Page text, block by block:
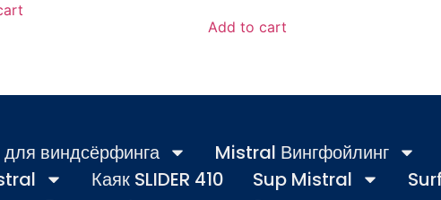
Add to cart
виндсёрфинга
Mistral Вингфойлинг
Каяк SLIDER 410 Sup Mistral